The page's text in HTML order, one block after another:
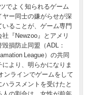
でよく知られるゲーム
ヤー同士の嫌がらせが深
いることが、ゲーム専門
社『Newzoo』とアメリ
毀損防止同盟（ADL：
League）の共同
により、明らかになりま
ンラインでゲームをして
ハラスメントを受けたと
人の割合は、女性が前年